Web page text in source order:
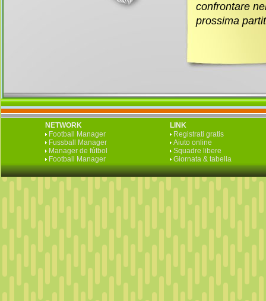
confrontare
prossima
NETWORK
Football Manager
Fussball Manager
Manager de fútbol
Football Manager
LINK
Registrati gratis
Aiuto online
Squadre libere
Giornata & tabella